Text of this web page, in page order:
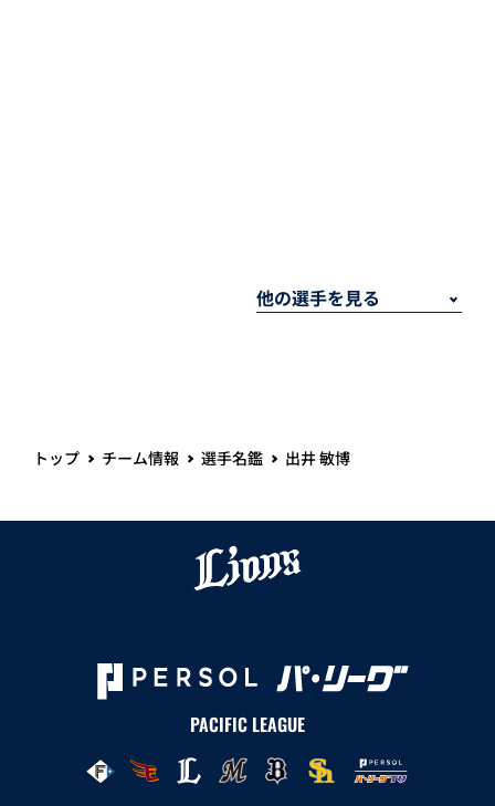
トップ チーム情報 選手名鑑 出井 敏博
PACIFIC LEAGUE